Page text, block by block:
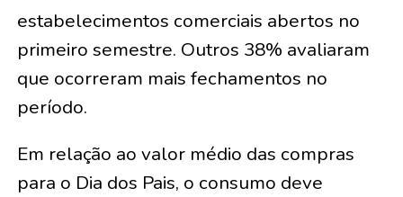
estabelecimentos comerciais abertos no
primeiro semestre. Outros 38% avaliaram
que ocorreram mais fechamentos no
período.
Em relação ao valor médio das compras
para o Dia dos Pais, o consumo deve